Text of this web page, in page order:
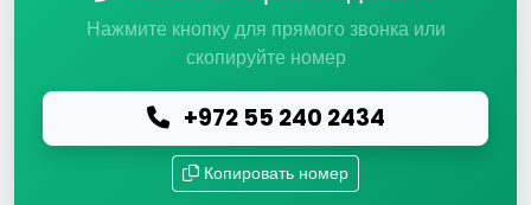
Нажмите кнопку для прямого звонка или
скопируйте номер
+972 55 240 2434
Копировать номер